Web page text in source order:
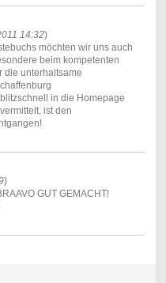
14:32)
möchten wir uns auch
beim kompetenten
die unterhaltsame
in die Homepage
ist den
)
GUT GEMACHT!